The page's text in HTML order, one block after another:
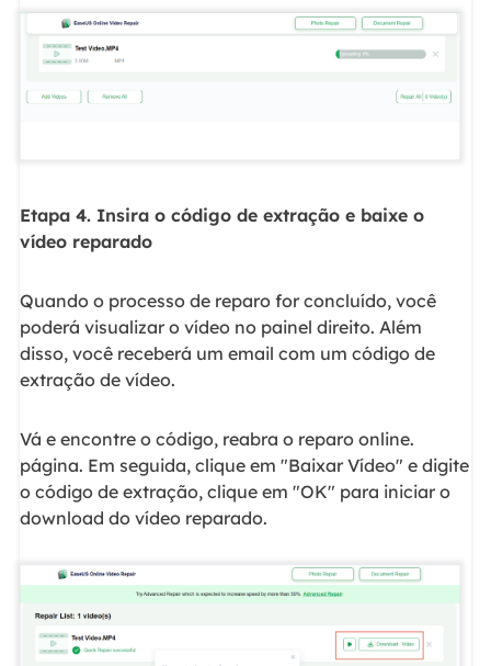
Etapa 4. Insira o código de extração e baixe o
vídeo reparado
Quando o processo de reparo for concluído, você
poderá visualizar o vídeo no painel direito. Além
disso, você receberá um email com um código de
extração de vídeo.
Vá e encontre o código, reabra o reparo online.
página. Em seguida, clique em "Baixar Vídeo" e digite
o código de extração, clique em "OK" para iniciar o
download do vídeo reparado.